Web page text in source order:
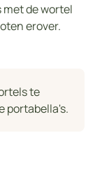
met de wortel
erover.
te
portabella's.